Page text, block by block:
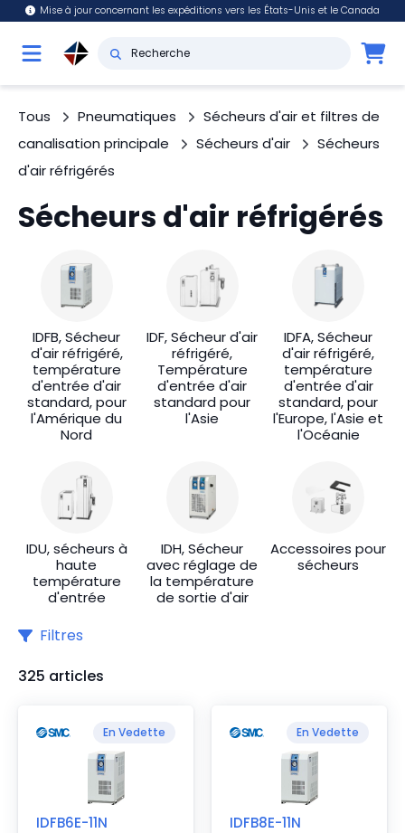
Mise à jour concernant les expéditions vers les États-Unis et le Canada
Tous Pneumatiques
Sécheurs d'air et filtres de
canalisation principale
Sécheurs d'air
Sécheurs
d'air réfrigérés
Sécheurs d'air réfrigérés
IDFB, Sécheur
d'air réfrigéré,
température
d'entrée d'air
standard, pour
l'Amérique du
Nord
IDF, Sécheur d'air
réfrigéré,
Température
d'entrée d'air
standard pour
l'Asie
IDFA, Sécheur
d'air réfrigéré,
température
d'entrée d'air
standard, pour
l'Europe, l'Asie et
l'Océanie
IDU, sécheurs à
haute
température
d'entrée
IDH, Sécheur
avec réglage de
la température
de sortie d'air
Accessoires pour
sécheurs
Filtres
325 articles
En Vedette
IDFB6E-11N
En Vedette
IDFB8E-11N